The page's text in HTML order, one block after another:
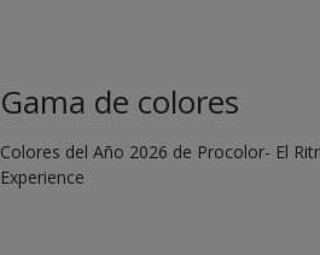
Gama de colores
Colores del Año 2026 de Procolor- El
Experience